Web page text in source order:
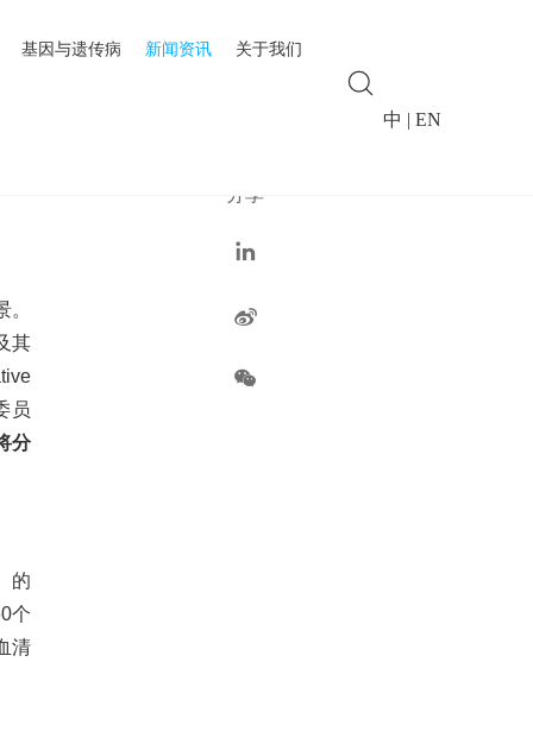
基因与遗传病 新闻资讯 关于我们
中 | EN
其
员
分
的
个
清
分享